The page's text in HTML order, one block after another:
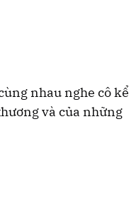
nhau nghe cô kể
và của những